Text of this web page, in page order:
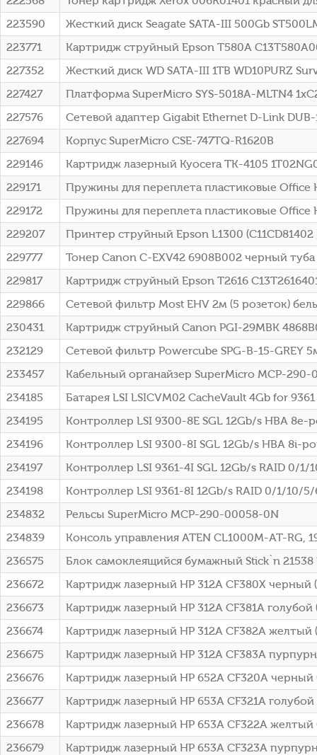
223590
Жесткий диск Seagate SATA-III 500Gb
223771
Картридж струйный Epson T580A
227352
Жесткий диск WD SATA-III 1TB WD10PURZ
227427
Платформа SuperMicro SYS-5018A-MLTN4
227576
Сетевой адаптер Gigabit Ethernet D-Link DUB-
227694
Корпус SuperMicro CSE-747TQ-R1620B
229146
Картридж лазерный Kyocera TK-4105
229171
Пружины для переплета пластиковые Office
229172
Пружины для переплета пластиковые Office
229207
Принтер струйный Epson L1300
229777
Тонер Canon C-EXV42 6908B002 черный
229817
Картридж струйный Epson T2616
229866
Сетевой фильтр Most EHV 2м (5 розеток)
230431
Картридж струйный Canon PGI-29MBK
232129
Сетевой фильтр Powercube SPG-B-15-GREY
233457
Кабельный органайзер SuperMicro MCP-
234185
Батарея LSI LSICVM02 CacheVault 4Gb for
234195
Контроллер LSI 9300-8E SGL 12Gb/s HBA
234196
Контроллер LSI 9300-8I SGL 12Gb/s HBA 8i-
234197
Контроллер LSI 9361-4I SGL 12Gb/s RAID 0/
234198
Контроллер LSI 9361-8I 12Gb/s RAID 0/1/10/
234832
Рельсы SuperMicro MCP-290-00058-0N
234839
Консоль управления ATEN CL1000M-AT-RG,
236575
Блок самоклеящийся бумажный Stick`n 21538
236672
Картридж лазерный HP 312A CF380X черный
236673
Картридж лазерный HP 312A CF381A голубой
236674
Картридж лазерный HP 312A CF382A желтый
236675
Картридж лазерный HP 312A CF383A
236676
Картридж лазерный HP 652A CF320A черный
236677
Картридж лазерный HP 653A CF321A голубой
236678
Картридж лазерный HP 653A CF322A желтый
236679
Картридж лазерный HP 653A CF323A